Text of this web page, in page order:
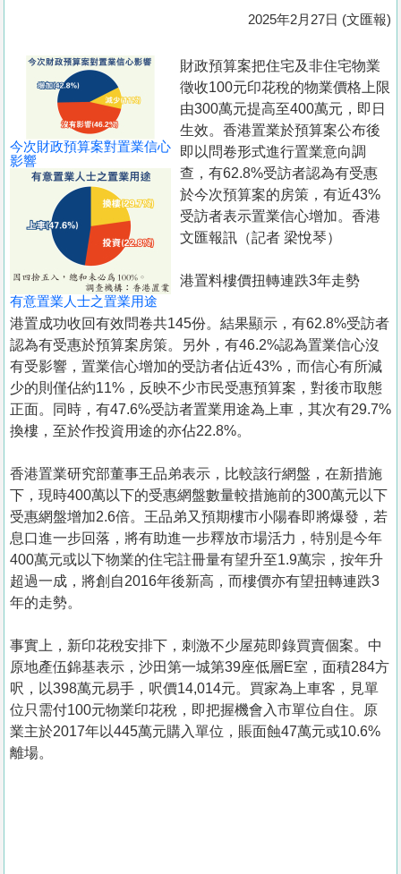
冊
於
們
2025年2月27日 (文匯報)
今次財政預算案對置業信心
影響
有意置業人士之置業用途
財政預算案把住宅及非住宅物業
徵收100元印花稅的物業價格上限
由300萬元提高至400萬元，即日
生效。香港置業於預算案公布後
即以問卷形式進行置業意向調
查，有62.8%受訪者認為有受惠
於今次預算案的房策，有近43%
受訪者表示置業信心增加。香港
文匯報訊（記者 梁悅琴）
港置料樓價扭轉連跌3年走勢
港置成功收回有效問卷共145份。結果顯示，有62.8%受訪者
認為有受惠於預算案房策。另外，有46.2%認為置業信心沒
有受影響，置業信心增加的受訪者佔近43%，而信心有所減
少的則僅佔約11%，反映不少市民受惠預算案，對後市取態
正面。同時，有47.6%受訪者置業用途為上車，其次有29.7%
換樓，至於作投資用途的亦佔22.8%。
香港置業研究部董事王品弟表示，比較該行網盤，在新措施
下，現時400萬以下的受惠網盤數量較措施前的300萬元以下
受惠網盤增加2.6倍。王品弟又預期樓市小陽春即將爆發，若
息口進一步回落，將有助進一步釋放市場活力，特別是今年
400萬元或以下物業的住宅註冊量有望升至1.9萬宗，按年升
超過一成，將創自2016年後新高，而樓價亦有望扭轉連跌3
年的走勢。
事實上，新印花稅安排下，刺激不少屋苑即錄買賣個案。中
原地產伍錦基表示，沙田第一城第39座低層E室，面積284方
呎，以398萬元易手，呎價14,014元。買家為上車客，見單
位只需付100元物業印花稅，即把握機會入市單位自住。原
業主於2017年以445萬元購入單位，賬面蝕47萬元或10.6%
離場。